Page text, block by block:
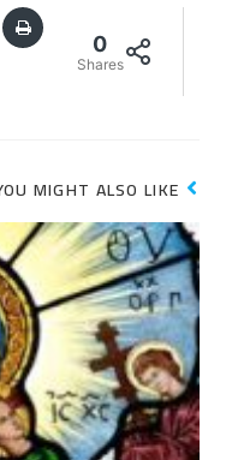
0
Shares
MIGHT ALSO LIKE